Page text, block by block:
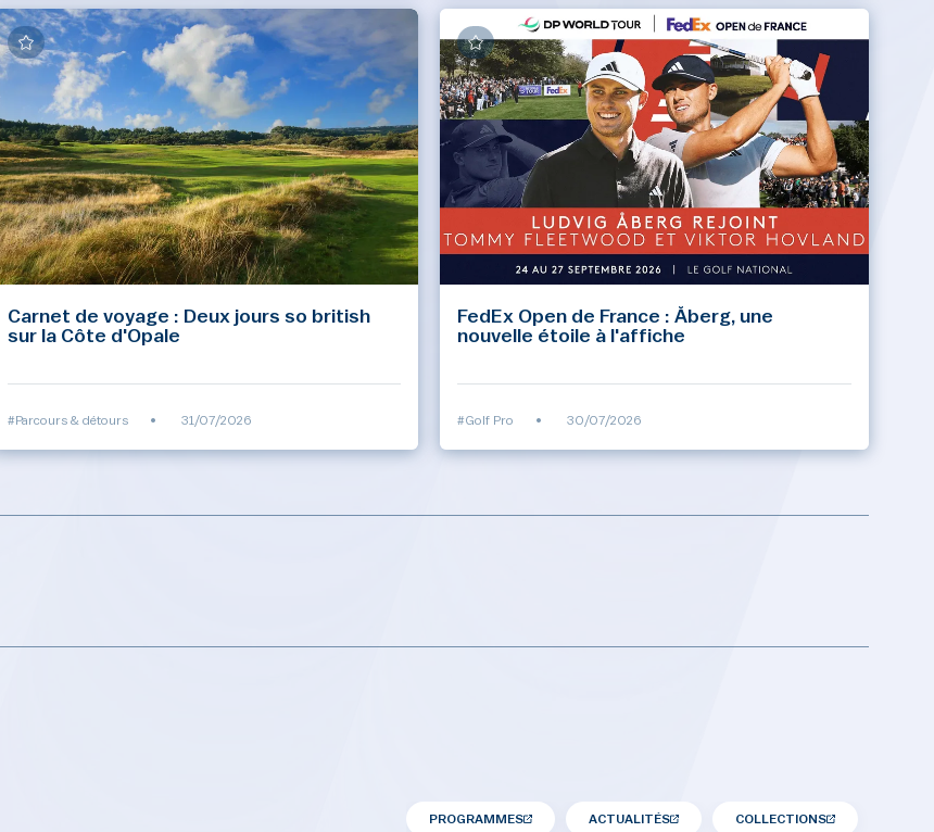
Carnet de voyage : Deux jours so british
sur la Côte d'Opale
#Parcours & détours • 31/07/2026
FedEx Open de France : Åberg, une
nouvelle étoile à l'affiche
#Golf Pro • 30/07/2026
PROGRAMMES ACTUALITÉS COLLECTIONS